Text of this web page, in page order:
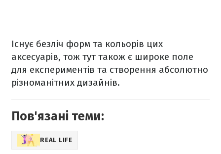
Існує безліч форм та кольорів цих
аксесуарів, тож тут також є широке поле
для експериментів та створення абсолютно
різноманітних дизайнів.
Пов'язані теми:
REAL LIFE